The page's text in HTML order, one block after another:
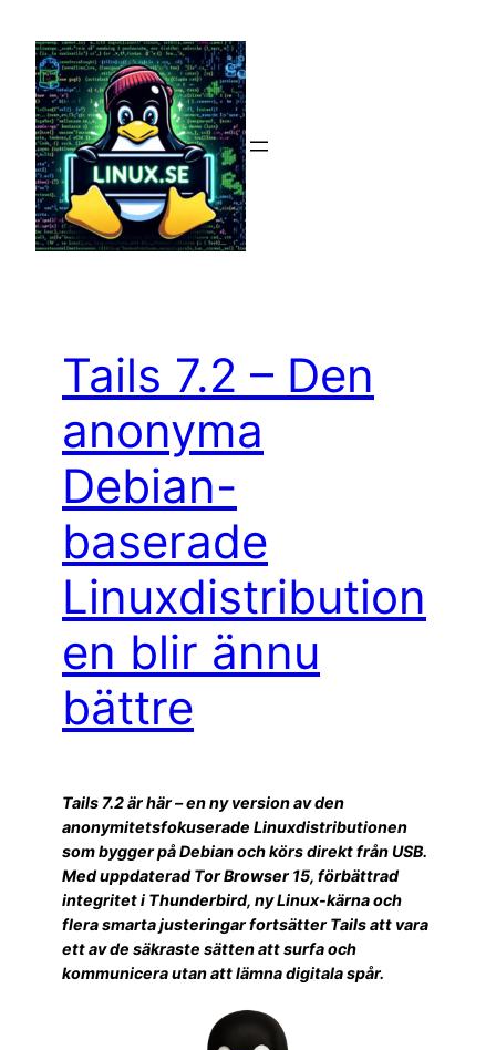
innehåll
Tails 7.2 – Den
anonyma
Debian-
baserade
Linuxdistribution
en blir ännu
bättre
Tails 7.2 är här – en ny version av den
anonymitetsfokuserade Linuxdistributionen
som bygger på Debian och körs direkt från USB.
Med uppdaterad Tor Browser 15, förbättrad
integritet i Thunderbird, ny Linux-kärna och
flera smarta justeringar fortsätter Tails att vara
ett av de säkraste sätten att surfa och
kommunicera utan att lämna digitala spår.